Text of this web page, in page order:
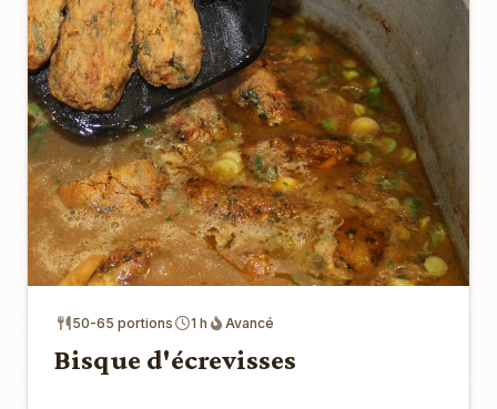
50-65 portions 1 h Avancé
Bisque d'écrevisses